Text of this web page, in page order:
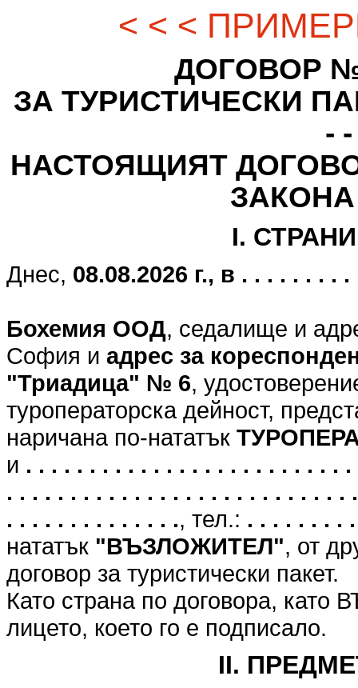
< < <
ДОГОВОР №
ЗА ТУРИСТИЧЕСКИ
-
НАСТОЯЩИЯТ
I.
Днес, 08.08.2026 г., в . . . . . . . .
Бохемия ООД, седалище и
София и адрес за
"Триадица" № 6,
туроператорска дейност,
наричана по-нататък
и . . . . . . . . . . . . . . . . . . . . . . . . . .
. . . . . . . . . . . . . . . . . . . . . . . . . . .
. . . . . . . . . . . . . ., тел.: . . . . . . . .
нататък "ВЪЗЛОЖИТЕЛ", от
договор за туристически пакет.
Като страна по договора,
лицето, което го е подписало.
II.